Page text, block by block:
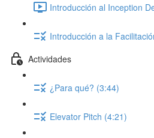
Introducción al Inception
Introducción a la
Actividades
¿Para qué? (3:44)
Elevator Pitch (4:21)